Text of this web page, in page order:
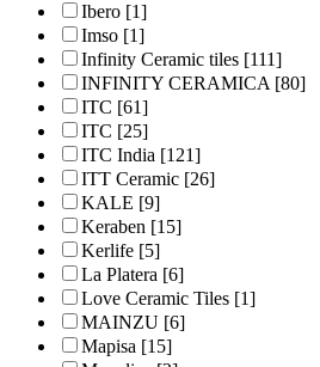
Ibero [1]
Imso [1]
Infinity Ceramic tiles [111]
INFINITY CERAMICA[80]
ITC [61]
ITC [25]
ITC India [121]
ITT Ceramic [26]
KALE [9]
Keraben [15]
Kerlife [5]
La Platera [6]
Love Ceramic Tiles [1]
MAINZU [6]
Mapisa [15]